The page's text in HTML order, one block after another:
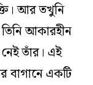
আর তখুনি
আকারহীন
তাঁর। এই
বাগানে একটি